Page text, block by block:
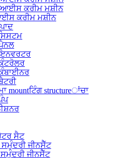
ਆਈਸ ਕਰੀਮ ਮਸ਼ੀਨ
ਕਰੀਮ ਮਸ਼ੀਨ
mountਟਿੰਗ structureਾਂਚਾ
ਸੈਟ
ਜੀਨਸੈੱਟ
ਜੀਨਸੈੱਟ